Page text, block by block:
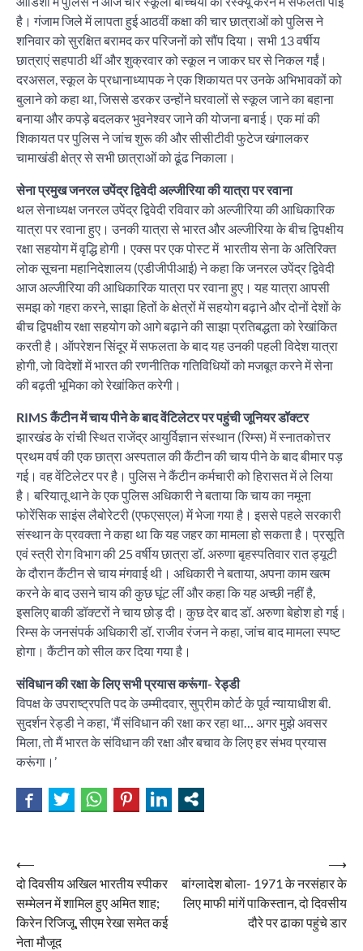
है। गंजाम जिले में लापता हुई आठवीं कक्षा की चार छात्राओं को पुलिस ने
शनिवार को सुरक्षित बरामद कर परिजनों को सौंप दिया। सभी 13 वर्षीय
छात्राएं सहपाठी थीं और शुक्रवार को स्कूल न जाकर घर से निकल गईं।
दरअसल, स्कूल के प्रधानाध्यापक ने एक शिकायत पर उनके अभिभावकों को
बुलाने को कहा था, जिससे डरकर उन्होंने घरवालों से स्कूल जाने का बहाना
बनाया और कपड़े बदलकर भुवनेश्वर जाने की योजना बनाई। एक मां की
शिकायत पर पुलिस ने जांच शुरू की और सीसीटीवी फुटेज खंगालकर
चामाखंडी क्षेत्र से सभी छात्राओं को ढूंढ निकाला।
सेना प्रमुख जनरल उपेंद्र द्विवेदी अल्जीरिया की यात्रा पर रवाना
थल सेनाध्यक्ष जनरल उपेंद्र द्विवेदी रविवार को अल्जीरिया की आधिकारिक
यात्रा पर रवाना हुए। उनकी यात्रा से भारत और अल्जीरिया के बीच द्विपक्षीय
रक्षा सहयोग में वृद्धि होगी। एक्स पर एक पोस्ट में भारतीय सेना के अतिरिक्त
लोक सूचना महानिदेशालय (एडीजीपीआई) ने कहा कि जनरल उपेंद्र द्विवेदी
आज अल्जीरिया की आधिकारिक यात्रा पर रवाना हुए। यह यात्रा आपसी
समझ को गहरा करने, साझा हितों के क्षेत्रों में सहयोग बढ़ाने और दोनों देशों के
बीच द्विपक्षीय रक्षा सहयोग को आगे बढ़ाने की साझा प्रतिबद्धता को रेखांकित
करती है। ऑपरेशन सिंदूर में सफलता के बाद यह उनकी पहली विदेश यात्रा
होगी, जो विदेशों में भारत की रणनीतिक गतिविधियों को मजबूत करने में सेना
की बढ़ती भूमिका को रेखांकित करेगी।
RIMS कैंटीन में चाय पीने के बाद वेंटिलेटर पर पहुंची जूनियर डॉक्टर
झारखंड के रांची स्थित राजेंद्र आयुर्विज्ञान संस्थान (रिम्स) में स्नातकोत्तर
प्रथम वर्ष की एक छात्रा अस्पताल की कैंटीन की चाय पीने के बाद बीमार पड़
गई। वह वेंटिलेटर पर है। पुलिस ने कैंटीन कर्मचारी को हिरासत में ले लिया
है। बरियातू थाने के एक पुलिस अधिकारी ने बताया कि चाय का नमूना
फोरेंसिक साइंस लैबोरेटरी (एफएसएल) में भेजा गया है। इससे पहले सरकारी
संस्थान के प्रवक्ता ने कहा था कि यह जहर का मामला हो सकता है। प्रसूति
एवं स्त्री रोग विभाग की 25 वर्षीय छात्रा डॉ. अरुणा बृहस्पतिवार रात ड्यूटी
के दौरान कैंटीन से चाय मंगवाई थी। अधिकारी ने बताया, अपना काम खत्म
करने के बाद उसने चाय की कुछ घूंट लीं और कहा कि यह अच्छी नहीं है,
इसलिए बाकी डॉक्टरों ने चाय छोड़ दी। कुछ देर बाद डॉ. अरुणा बेहोश हो गई।
रिम्स के जनसंपर्क अधिकारी डॉ. राजीव रंजन ने कहा, जांच बाद मामला स्पष्ट
होगा। कैंटीन को सील कर दिया गया है।
संविधान की रक्षा के लिए सभी प्रयास करूंगा- रेड्डी
विपक्ष के उपराष्ट्रपति पद के उम्मीदवार, सुप्रीम कोर्ट के पूर्व न्यायाधीश बी.
सुदर्शन रेड्डी ने कहा, ‘मैं संविधान की रक्षा कर रहा था… अगर मुझे अवसर
मिला, तो मैं भारत के संविधान की रक्षा और बचाव के लिए हर संभव प्रयास
करूंगा।’
Post
navigation
⟵
दो दिवसीय अखिल भारतीय स्पीकर
सम्मेलन में शामिल हुए अमित शाह;
किरेन रिजिजू, सीएम रेखा समेत कई
नेता मौजूद
बांग्लादेश बोला- 1971 के नरसंहार के
लिए माफी मांगें पाकिस्तान, दो दिवसीय
दौरे पर ढाका पहुंचे डार
⟶